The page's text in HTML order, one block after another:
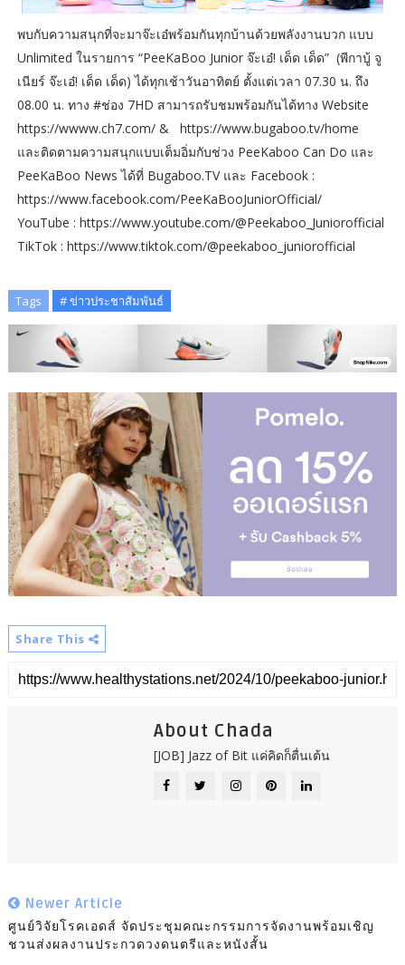
พบกับความสนุกที่จะมาจ๊ะเอ๋พร้อมกันทุกบ้านด้วยพลังงานบวก แบบ
Unlimited ในรายการ “PeeKaBoo Junior จ๊ะเอ๋! เด็ด เด็ด” (พีกาบู้ จู
เนียร์ จ๊ะเอ๋! เด็ด เด็ด) ได้ทุกเช้าวันอาทิตย์ ตั้งแต่เวลา 07.30 น. ถึง
08.00 น. ทาง #ช่อง 7HD สามารถรับชมพร้อมกันได้ทาง Website
https://wwww.ch7.com/ & https://www.bugaboo.tv/home
และติดตามความสนุกแบบเต็มอิ่มกับช่วง PeeKaboo Can Do และ
PeeKaBoo News ได้ที่ Bugaboo.TV และ Facebook :
https://www.facebook.com/PeeKaBooJuniorOfficial/
YouTube : https://www.youtube.com/@Peekaboo_Juniorofficial
TikTok : https://www.tiktok.com/@peekaboo_juniorofficial
Tags # ข่าวประชาสัมพันธ์
Share This
About Chada
[JOB] Jazz of Bit แค่คิดก็ตื่นเต้น
Newer Article
ศูนย์วิจัยโรคเอดส์ จัดประชุมคณะกรรมการจัดงานพร้อมเชิญ
ชวนส่งผลงานประกวดวงดนตรีและหนังสั้น